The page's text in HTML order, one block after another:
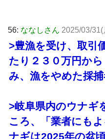
56: ななしさん 2025/03/
>豊漁を受け、取引
たり２３０万円か
み、漁をやめた採捕
>岐阜県内のウナギ
ころ、「業者にも
ナギは2025年の盆